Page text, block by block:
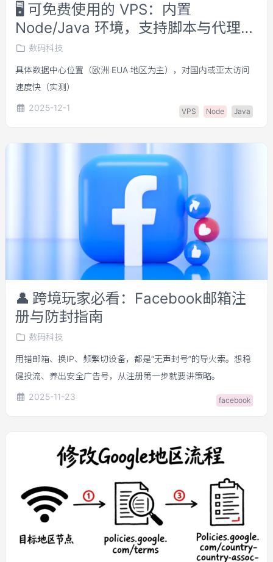
🖥️ 可免费使用的 VPS：内置
Node/Java 环境，支持脚本与代理运
行数码科技
具体数据中心位置（欧洲 EUA 地区为主），对国内或亚太访问
速度快（实测）
2025-12-1
VPS Node Java
👤 跨境玩家必看：Facebook邮箱注
册与防封指南
数码科技
用错邮箱、换IP、频繁切设备，都是“无声封号”的导火索。想稳
健投流、养出安全广告号，从注册第一步就要讲策略。
2025-11-23
facebook